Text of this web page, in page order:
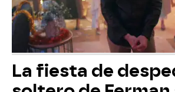
La fiesta de